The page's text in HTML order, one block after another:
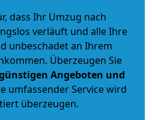
dass Ihr Umzug nach
verläuft und alle Ihre
unbeschadet an Ihrem
Überzeugen Sie
Angeboten und
umfassender Service wird
überzeugen.